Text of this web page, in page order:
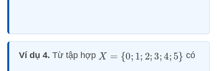
Ví dụ 4. Từ tập hợp X={0 ;1;2;3;4;5} có